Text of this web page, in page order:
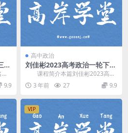
政
政
9.9
高中政治
刘佳彬2023高考政治一轮下册
秋季系统班课程资源
课程简介本篇刘佳彬2023高考
政治一轮下册辅导秋季班视频课程
(新教材)，共2...
3 年前 27 9.9
VIP